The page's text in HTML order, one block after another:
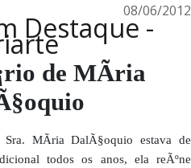
LEGAIS
08/06/2012
Destaque -
de MÃ­ria
MÃ­ria DalÃ§oquio estava de
todos os anos, ela reÃºne